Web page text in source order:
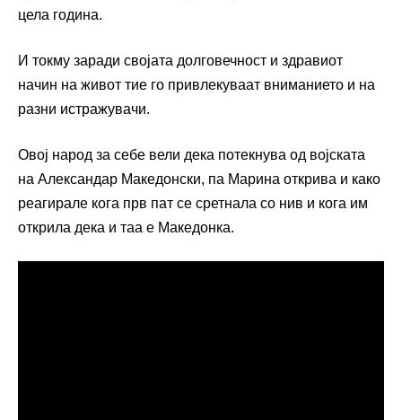
цела година.
И токму заради својата долговечност и здравиот
начин на живот тие го привлекуваат вниманието и на
разни истражувачи.
Овој народ за себе вели дека потекнува од војската
на Александар Македонски, па Марина открива и како
реагирале кога прв пат се сретнала со нив и кога им
открила дека и таа е Македонка.